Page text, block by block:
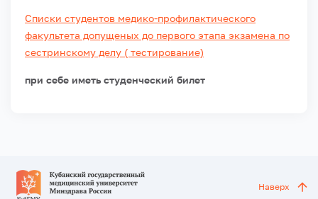
Списки студентов медико-профилактического
факультета допущеных до первого этапа экзамена по
сестринскому делу ( тестирование)
при себе иметь студенческий билет
Наверх